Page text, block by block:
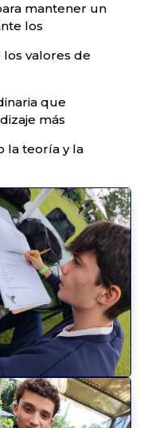
mantener un
los
valores de
que
más
la teoría y la